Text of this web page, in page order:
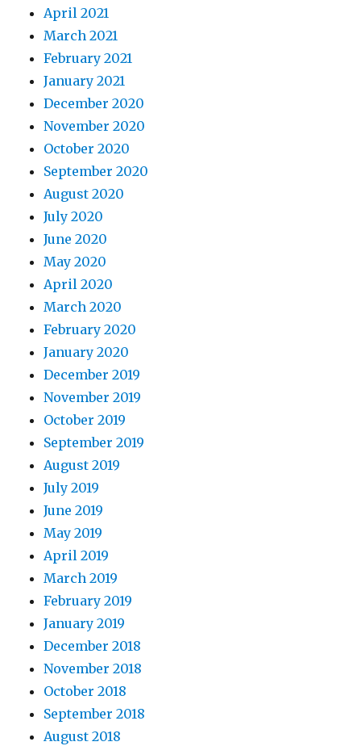
April 2021
March 2021
February 2021
January 2021
December 2020
November 2020
October 2020
September 2020
August 2020
July 2020
June 2020
May 2020
April 2020
March 2020
February 2020
January 2020
December 2019
November 2019
October 2019
September 2019
August 2019
July 2019
June 2019
May 2019
April 2019
March 2019
February 2019
January 2019
December 2018
November 2018
October 2018
September 2018
August 2018